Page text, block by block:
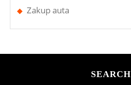
Zakup auta
SEARCH